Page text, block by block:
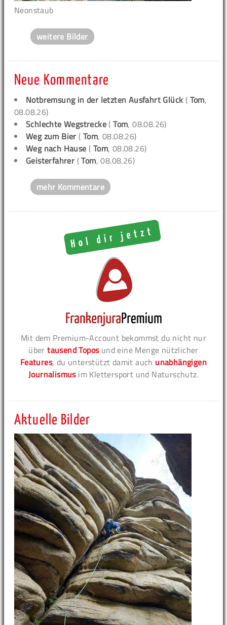
Neonstaub
weitere Bilder
Neue Kommentare
Notbremsung in der letzten Ausfahrt Glück ( Tom,
08.08.26)
Schlechte Wegstrecke (Tom, 08.08.26)
Weg zum Bier (Tom, 08.08.26)
Weg nach Hause ( Tom, 08.08.26)
Geisterfahrer (Tom, 08.08.26)
mehr Kommentare
Mit dem Premium-Account bekommst du nicht nur
übertausend Toposund eine Menge nützlicher
Features, du unterstützt damit auch unabhängigen
Journalismusim Klettersport und Naturschutz.
Aktuelle Bilder